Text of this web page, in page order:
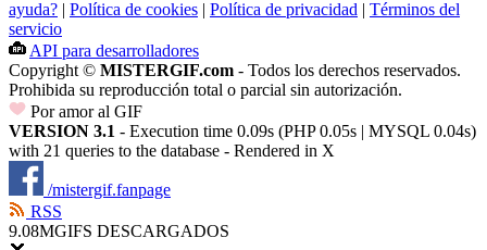
ayuda? | Política de cookies | Política de privacidad | Términos del
servicio
API para desarrolladores
Copyright © MISTERGIF.com - Todos los derechos reservados.
Prohibida su reproducción total o parcial sin autorización.
Por amor al GIF
VERSION 3.1 - Execution time 0.09s (PHP 0.05s | MYSQL 0.04s)
with 21 queries to the database - Rendered in X
/mistergif.fanpage
RSS
9.08MGIFS DESCARGADOS